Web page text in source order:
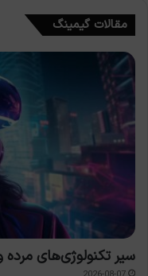
مقالات گیمینگ
سیر تکنولوژی‌های مرده